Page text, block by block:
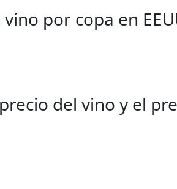
por copa en
del vino y el